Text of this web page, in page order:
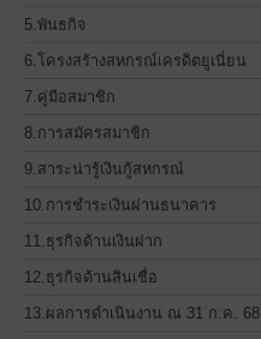
5.พันธกิจ
6.โครงสร้างสหกรณ์เครดิตยูเนี่ยน
7.คู่มือสมาชิก
8.การสมัครสมาชิก
9.สาระน่ารู้เงินกู้สหกรณ์
10.การชำระเงินผ่านธนาคาร
11.ธุรกิจด้านเงินฝาก
12.ธุรกิจด้านสินเชื่อ
13.ผลการดำเนินงาน ณ 31 ก.ค. 68